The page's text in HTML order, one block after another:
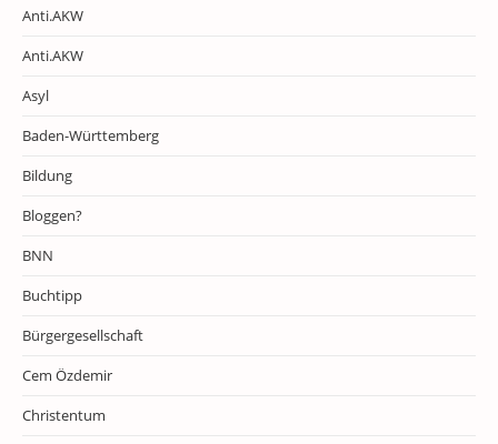
Anti.AKW
Anti.AKW
Asyl
Baden-Württemberg
Bildung
Bloggen?
BNN
Buchtipp
Bürgergesellschaft
Cem Özdemir
Christentum